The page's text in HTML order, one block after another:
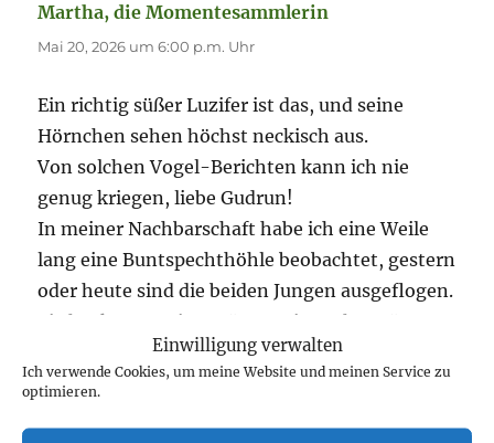
Einwilligung verwalten
Ich verwende Cookies, um meine Website und meinen Service zu
optimieren.
Martha, die Momentesammlerin
Mai 20, 2026 um 6:00 p.m. Uhr
Ein richtig süßer Luzifer ist das, und seine
Hörnchen sehen höchst neckisch aus.
Von solchen Vogel-Berichten kann ich nie
genug kriegen, liebe Gudrun!
In meiner Nachbarschaft habe ich eine Weile
lang eine Buntspechthöhle beobachtet, gestern
oder heute sind die beiden Jungen ausgeflogen.
Sie hocken nun im Geäst zweier naher Bäume
und verlangen lautstark Futter.
Bei dem einen Storchennest, das ich via